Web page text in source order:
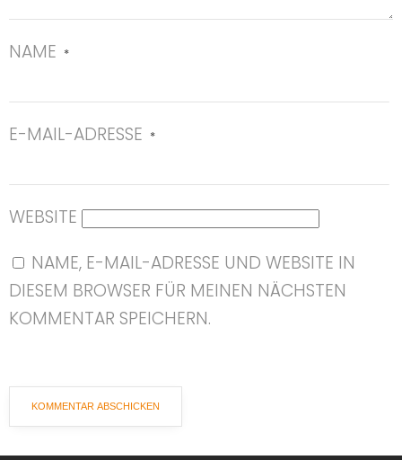
NAME *
E-MAIL-ADRESSE *
WEBSITE
NAME, E-MAIL-ADRESSE UND WEBSITE IN
DIESEM BROWSER FÜR MEINEN NÄCHSTEN
KOMMENTAR SPEICHERN.